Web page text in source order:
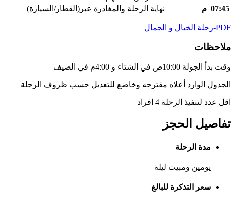
07:45 م نهاية الرحلة والمغادرة عبر(القطار/السيارة)
PDF-رحلة الخيال و الجمال
ملاحظات
وقت بدأ الجولة 10:00ص في الشتاء و 4:00م في الصيف
الجدول الوارد أعلاه مقترحه وخاضع للتعديل حسب ظروف الرحلة
اقل عدد لتنفيذ الرحلة 4 افراد
تفاصيل الحجز
مدة الرحلة
يومين ومبيت ليلة
سعر التذكرة للبالغ